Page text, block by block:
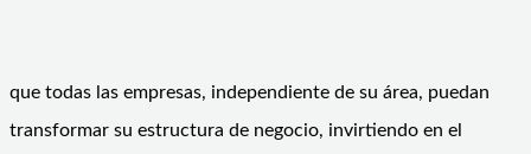
que todas las empresas, independiente de su área, puedan
transformar su estructura de negocio, invirtiendo en el